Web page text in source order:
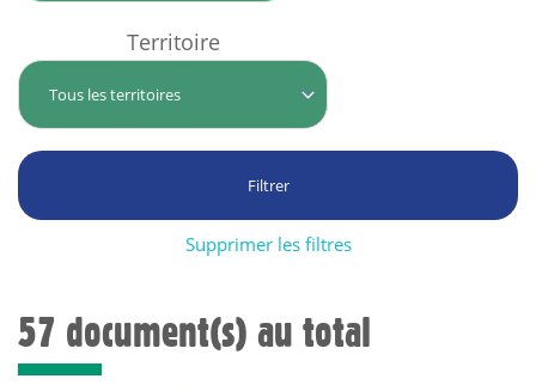
Territoire
Supprimer les filtres
57 document(s) au total